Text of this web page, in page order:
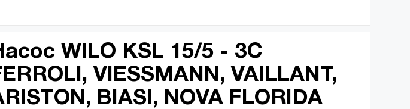
WILO KSL 15/5 - 3C
VIESSMANN, VAILLANT,
BIASI, NOVA FLORIDA